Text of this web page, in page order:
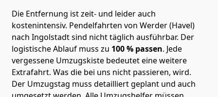
Die Entfernung ist zeit- und leider auch
kostenintensiv. Pendelfahrten von Werder (Havel)
nach Ingolstadt sind nicht täglich ausführbar. Der
logistische Ablauf muss zu 100 % passen. Jede
vergessene Umzugskiste bedeutet eine weitere
Extrafahrt. Was die bei uns nicht passieren, wird.
Der Umzugstag muss detailliert geplant und auch